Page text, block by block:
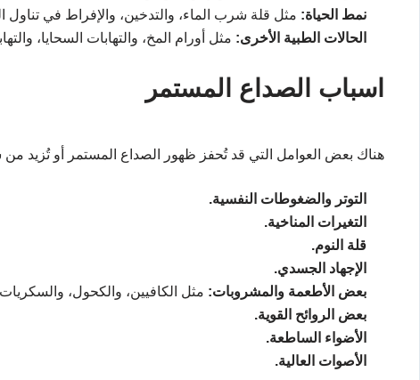
نمط الحياة: مثل قلة شرب الماء، والتدخين، والإفراط في تناول
الحالات الطبية الأخرى: مثل أورام المخ، والتهابات السحايا،
اسباب الصداع المستمر
هناك بعض العوامل التي قد تُحفز ظهور الصداع المستمر أو تُزيد
التوتر والضغوطات النفسية.
التغيرات المناخية.
قلة النوم.
الإجهاد الجسدي.
بعض الأطعمة والمشروبات: مثل الكافيين، والكحول،
بعض الروائح القوية.
الأضواء الساطعة.
الأصوات العالية.